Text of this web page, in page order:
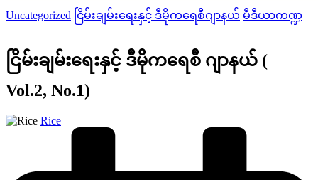
Posted
in
Uncategorized ငြိမ်းချမ်းရေးနှင့် ဒီမိုကရေစီဂျာနယ် မီဒီယာကဏ္ဍ
ငြိမ်းချမ်းရေးနှင့် ဒီမိုကရေစီ ဂျာနယ် (
Vol.2, No.1)
Posted Rice